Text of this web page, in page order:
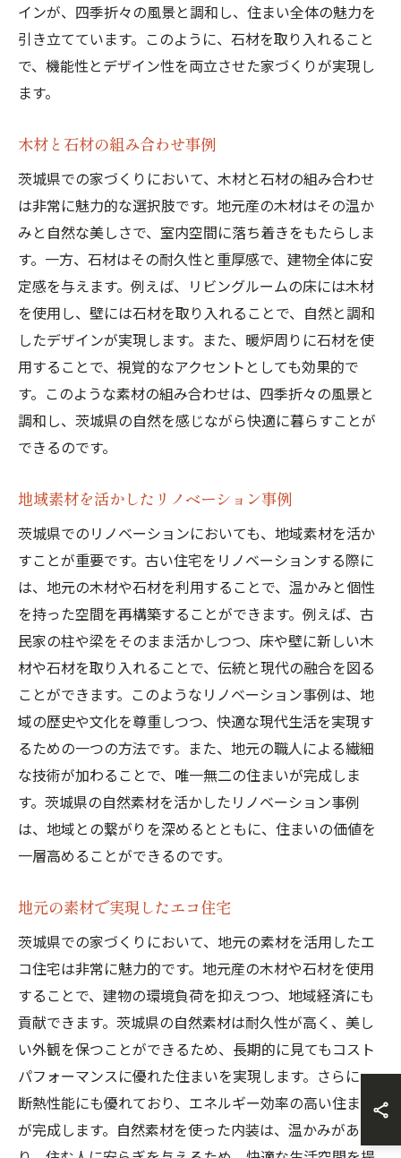
インが、四季折々の風景と調和し、住まい全体の魅力を
引き立てています。このように、石材を取り入れること
で、機能性とデザイン性を両立させた家づくりが実現し
ます。
木材と石材の組み合わせ事例
茨城県での家づくりにおいて、木材と石材の組み合わせ
は非常に魅力的な選択肢です。地元産の木材はその温か
みと自然な美しさで、室内空間に落ち着きをもたらしま
す。一方、石材はその耐久性と重厚感で、建物全体に安
定感を与えます。例えば、リビングルームの床には木材
を使用し、壁には石材を取り入れることで、自然と調和
したデザインが実現します。また、暖炉周りに石材を使
用することで、視覚的なアクセントとしても効果的で
す。このような素材の組み合わせは、四季折々の風景と
調和し、茨城県の自然を感じながら快適に暮らすことが
できるのです。
地域素材を活かしたリノベーション事例
茨城県でのリノベーションにおいても、地域素材を活か
すことが重要です。古い住宅をリノベーションする際に
は、地元の木材や石材を利用することで、温かみと個性
を持った空間を再構築することができます。例えば、古
民家の柱や梁をそのまま活かしつつ、床や壁に新しい木
材や石材を取り入れることで、伝統と現代の融合を図る
ことができます。このようなリノベーション事例は、地
域の歴史や文化を尊重しつつ、快適な現代生活を実現す
るための一つの方法です。また、地元の職人による繊細
な技術が加わることで、唯一無二の住まいが完成しま
す。茨城県の自然素材を活かしたリノベーション事例
は、地域との繋がりを深めるとともに、住まいの価値を
一層高めることができるのです。
地元の素材で実現したエコ住宅
茨城県での家づくりにおいて、地元の素材を活用したエ
コ住宅は非常に魅力的です。地元産の木材や石材を使用
することで、建物の環境負荷を抑えつつ、地域経済にも
貢献できます。茨城県の自然素材は耐久性が高く、美し
い外観を保つことができるため、長期的に見てもコスト
パフォーマンスに優れた住まいを実現します。さらに、
断熱性能にも優れており、エネルギー効率の高い住まい
が完成します。自然素材を使った内装は、温かみがあ